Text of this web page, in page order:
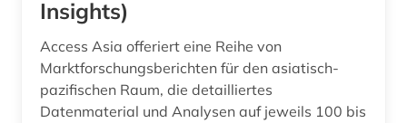
bwl (2)
börse (12)
Insights)
Access Asia offeriert eine Reihe von
Marktforschungsberichten für den asiatisch-
pazifischen Raum, die detailliertes
Datenmaterial und Analysen auf jeweils 100 bis